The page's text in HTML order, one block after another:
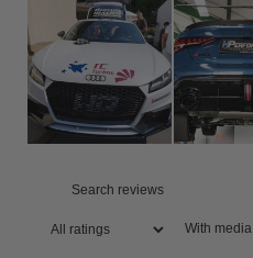
With media